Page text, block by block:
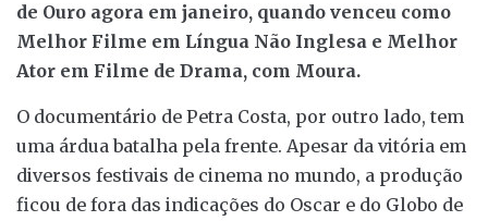
de Ouro agora em janeiro, quando venceu como
Melhor Filme em Língua Não Inglesa e Melhor
Ator em Filme de Drama, com Moura.
O documentário de Petra Costa, por outro lado, tem
uma árdua batalha pela frente. Apesar da vitória em
diversos festivais de cinema no mundo, a produção
ficou de fora das indicações do Oscar e do Globo de